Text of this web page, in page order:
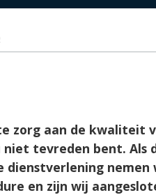
zorg aan de kwaliteit
tevreden bent. Als
nemen
en zijn wij